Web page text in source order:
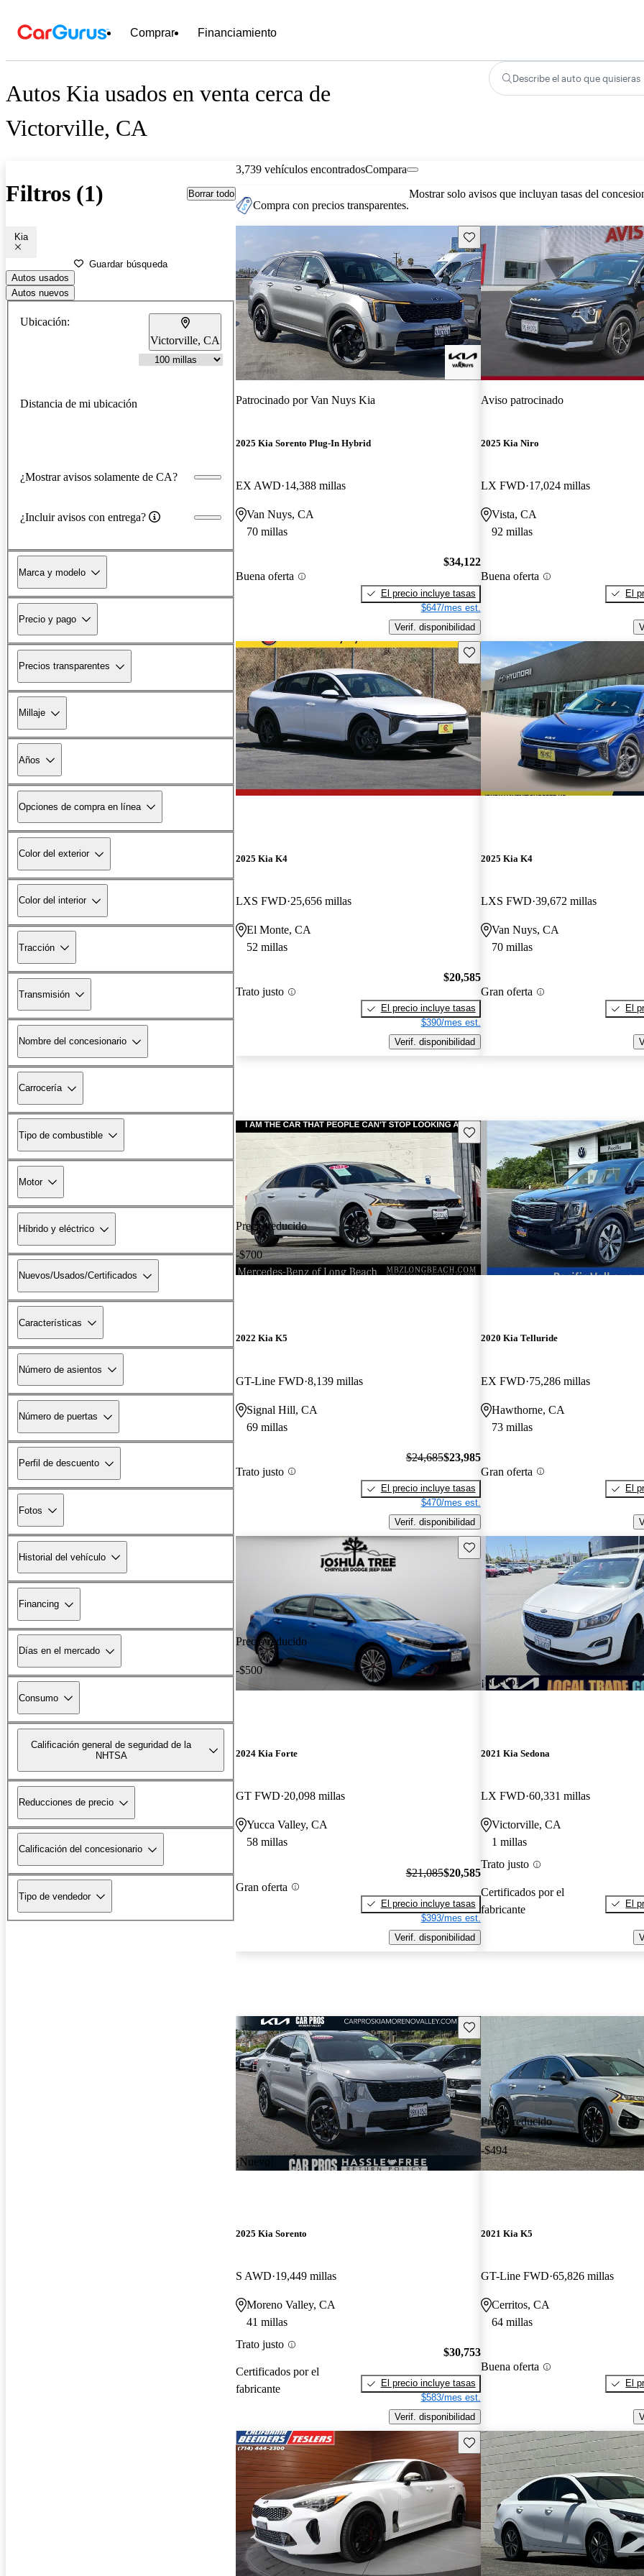
Comprar Financiamiento
Autos Kia usados en venta cerca de
Victorville, CA
Describe el auto que quisieras
Filtros (1) Borrar todo
Kia
Guardar búsqueda
Autos usados
Autos nuevos
Ubicación:
Victorville, CA
Distancia de mi ubicación
¿Mostrar avisos solamente de CA?
¿Incluir avisos con entrega?
Marca y modelo
Precio y pago
Precios transparentes
Millaje
Años
Opciones de compra en línea
Color del exterior
Color del interior
Tracción
Transmisión
Nombre del concesionario
Carrocería
Tipo de combustible
Motor
Híbrido y eléctrico
Nuevos/Usados/Certificados
Características
Número de asientos
Número de puertas
Perfil de descuento
Fotos
Historial del vehículo
Financing
Días en el mercado
Consumo
Calificación general de seguridad de la
NHTSA
Reducciones de precio
Calificación del concesionario
Tipo de vendedor
3,739 vehículos encontradosCompara
Compra con precios transparentes.
Mostrar solo avisos que incluyan tasas del
Guarda este Aviso
Patrocinado porVan Nuys Kia
2025 Kia Sorento Plug-In Hybrid
EX AWD 14,388 millas
Van Nuys, CA
70 millas
Buena oferta
$34,122
El precio incluye tasas
$647/mes est.
Verif. disponibilidad
Aviso patrocinado
2025 Kia Niro
LX FWD 17,024 millas
Vista, CA
92 millas
Buena oferta
El
Guarda este Aviso
2025 Kia K4
LXS FWD 25,656 millas
El Monte, CA
52 millas
Trato justo
$20,585
El precio incluye tasas
$390/mes est.
Verif. disponibilidad
2025 Kia K4
LXS FWD 39,672 millas
Van Nuys, CA
70 millas
Gran oferta
El
Precio reducido
-$700
Guarda este Aviso
2022 Kia K5
GT-Line FWD 8,139 millas
Signal Hill, CA
69 millas
Trato justo
$24,685$23,985
El precio incluye tasas
$470/mes est.
Verif. disponibilidad
2020 Kia Telluride
EX FWD 75,286 millas
Hawthorne, CA
73 millas
Gran oferta
El
Precio reducido
-$500
Guarda este Aviso
2024 Kia Forte
GT FWD 20,098 millas
Yucca Valley, CA
58 millas
Gran oferta
$21,085$20,585
El precio incluye tasas
$393/mes est.
Verif. disponibilidad
¡Nuevo!
2021 Kia Sedona
LX FWD 60,331 millas
Victorville, CA
1 millas
Trato justo
Certificados por el
fabricante
El
¡Nuevo!
Guarda este Aviso
2025 Kia Sorento
S AWD 19,449 millas
Moreno Valley, CA
41 millas
Trato justo
Certificados por el
fabricante
$30,753
El precio incluye tasas
$583/mes est.
Verif. disponibilidad
Precio reducido
-$494
2021 Kia K5
GT-Line FWD 65,826 millas
Cerritos, CA
64 millas
Buena oferta
El
Guarda este Aviso